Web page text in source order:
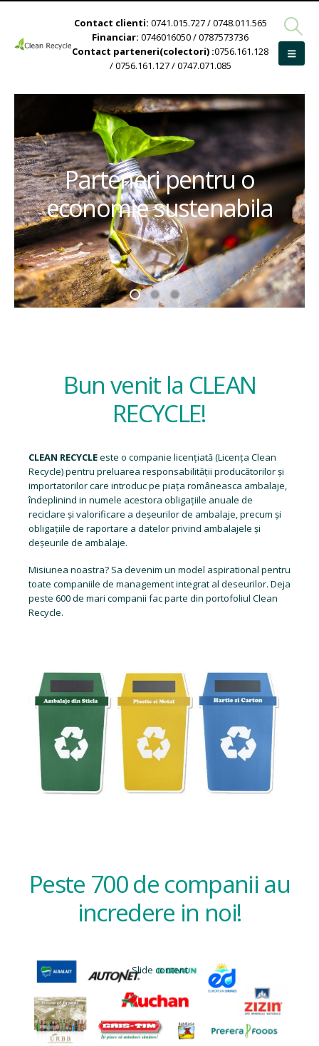
Contact clienti: 0741.015.727 / 0748.011.565
Financiar: 0746016050 / 0787573736
Contact parteneri(colectori) :0756.161.128
/ 0756.161.127 / 0747.071.085
Parteneri pentru o
economie sustenabila
Bun venit la CLEAN
RECYCLE!
CLEAN RECYCLEeste o companie licențiată (Licența Clean
Recycle) pentru preluarea responsabilității producătorilor și
importatorilor care introduc pe piața româneasca ambalaje,
îndeplinind in numele acestora obligațiile anuale de
reciclare și valorificare a deșeurilor de ambalaje, precum și
obligațiile de raportare a datelor privind ambalajele și
deșeurile de ambalaje.
Misiunea noastra? Sa devenim un model aspirational pentru
toate companiile de management integrat al deseurilor. Deja
peste 600 de mari companii fac parte din portofoliul Clean
Recycle.
Peste 700 de companii au
incredere in noi!
Slide content